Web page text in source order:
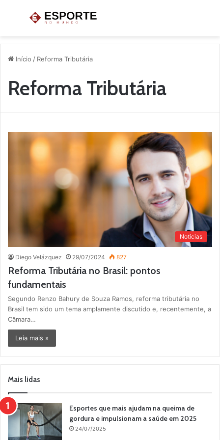
Menu
Início / Reforma Tributária
Reforma Tributária
Noticias
Diego Velázquez 29/07/2024 827
Reforma Tributária no Brasil: pontos
fundamentais
Segundo Renzo Bahury de Souza Ramos, reforma tributária no
Brasil tem sido um tema amplamente discutido e, recentemente, a
Câmara…
Leia mais »
Mais lidas
Esportes que mais ajudam na queima de
gordura e impulsionam a saúde em 2025
24/07/2025